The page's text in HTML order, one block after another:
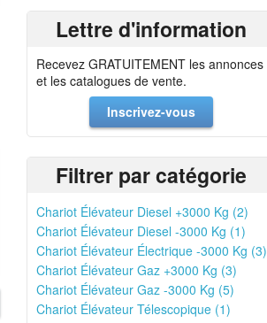
Lettre d'information
Recevez GRATUITEMENT les annonces
et les catalogues de vente.
Inscrivez-vous
Filtrer par catégorie
Chariot Élévateur Diesel +3000 Kg (2)
Chariot Élévateur Diesel -3000 Kg (1)
Chariot Élévateur Électrique -3000 Kg (3)
Chariot Élévateur Gaz +3000 Kg (3)
Chariot Élévateur Gaz -3000 Kg (5)
Chariot Élévateur Télescopique (1)